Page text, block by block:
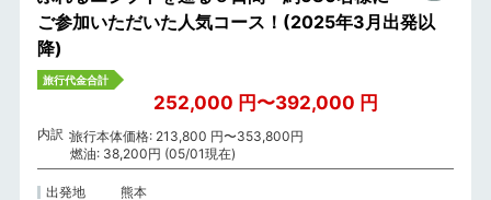
ご参加いただいた人気コース！(2025年3月出発以
降)
旅行代金合計
252,000 円〜392,000 円
内訳 旅行本体価格: 213,800 円〜353,800円
燃油: 38,200円 (05/01現在)
出発地
熊本